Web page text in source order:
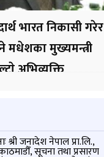
भारत निकासी गरेर
मधेशका मुख्यमन्त्री
अभिव्यक्ति
श्री जनादेश नेपाल प्रा.लि.,
काठमाडौँ, सूचना तथा प्रसारण